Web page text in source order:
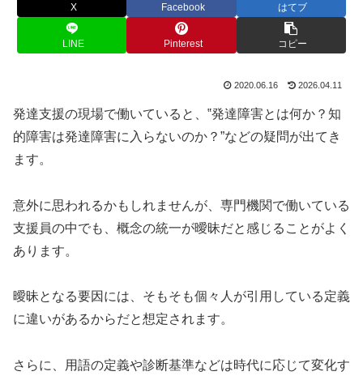
X Facebook はてブ
LINE Pinterest コピー
2020.06.16 2026.04.11
発達支援の現場で働いていると、‟発達障害とは何か？知
的障害は発達障害に入らないのか？”などの疑問が出てき
ます。
意外に思われるかもしれませんが、専門機関で働いている
支援員の中でも、概念の統一が曖昧だと感じることがよく
あります。
曖昧となる要因には、そもそも個々人が引用している定義
に違いがあるからだと想定されます。
さらに、用語の定義や診断基準などは時代に応じて変化す